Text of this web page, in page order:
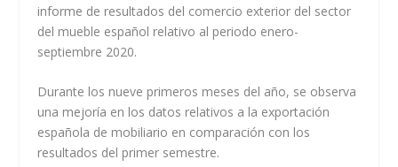
informe de resultados del comercio exterior del sector
del mueble español relativo al periodo enero-
septiembre 2020.
Durante los nueve primeros meses del año, se observa
una mejoría en los datos relativos a la exportación
española de mobiliario en comparación con los
resultados del primer semestre.